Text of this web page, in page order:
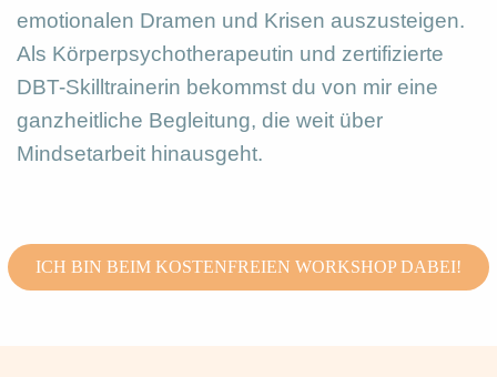
emotionalen Dramen und Krisen auszusteigen.
Als Körperpsychotherapeutin und zertifizierte
DBT-Skilltrainerin bekommst du von mir eine
ganzheitliche Begleitung, die weit über
Mindsetarbeit hinausgeht.
ICH BIN BEIM KOSTENFREIEN WORKSHOP DABEI!